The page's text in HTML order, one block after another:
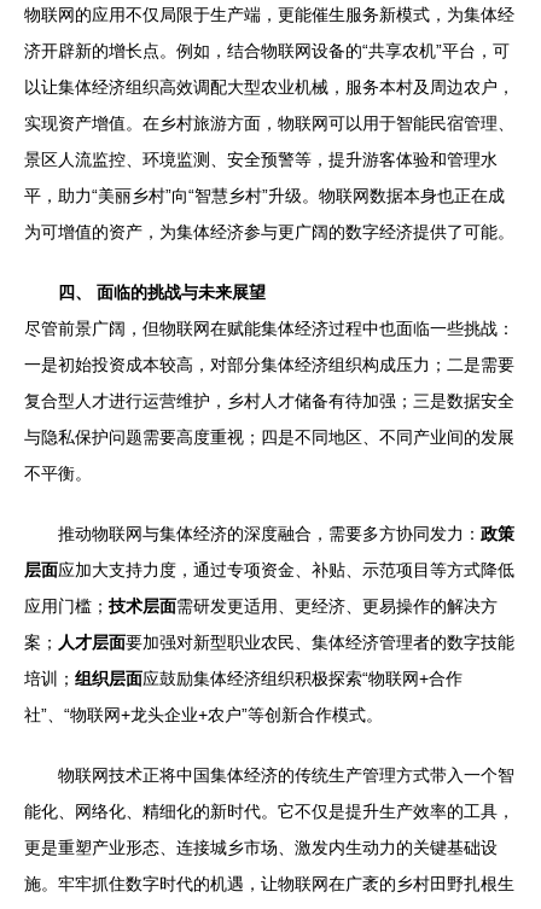
物联网的应用不仅局限于生产端，更能催生服务新模式，为集体经
济开辟新的增长点。例如，结合物联网设备的“共享农机”平台，可
以让集体经济组织高效调配大型农业机械，服务本村及周边农户，
实现资产增值。在乡村旅游方面，物联网可以用于智能民宿管理、
景区人流监控、环境监测、安全预警等，提升游客体验和管理水
平，助力“美丽乡村”向“智慧乡村”升级。物联网数据本身也正在成
为可增值的资产，为集体经济参与更广阔的数字经济提供了可能。
四、 面临的挑战与未来展望
尽管前景广阔，但物联网在赋能集体经济过程中也面临一些挑战：
一是初始投资成本较高，对部分集体经济组织构成压力；二是需要
复合型人才进行运营维护，乡村人才储备有待加强；三是数据安全
与隐私保护问题需要高度重视；四是不同地区、不同产业间的发展
不平衡。
推动物联网与集体经济的深度融合，需要多方协同发力： 政策
层面应加大支持力度，通过专项资金、补贴、示范项目等方式降低
应用门槛； 技术层面需研发更适用、更经济、更易操作的解决方
案； 人才层面要加强对新型职业农民、集体经济管理者的数字技能
培训； 组织层面应鼓励集体经济组织积极探索“物联网+合作
社”、“物联网+龙头企业+农户”等创新合作模式。
物联网技术正将中国集体经济的传统生产管理方式带入一个智
能化、网络化、精细化的新时代。它不仅是提升生产效率的工具，
更是重塑产业形态、连接城乡市场、激发内生动力的关键基础设
施。牢牢抓住数字时代的机遇，让物联网在广袤的乡村田野扎根生